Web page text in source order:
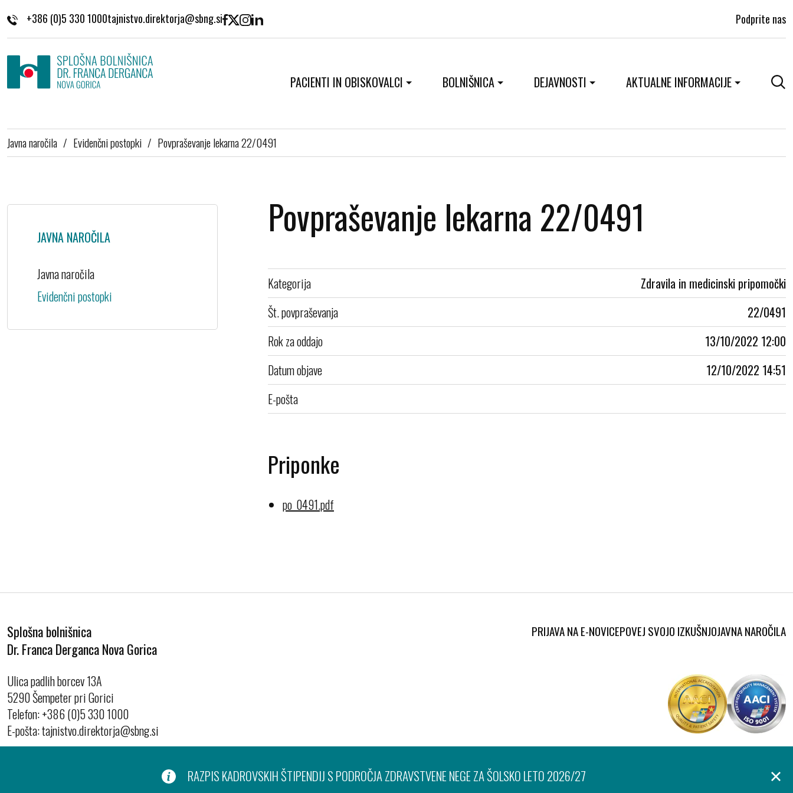
+386 (0)5 330 1000 Podprite nas
PACIENTI IN OBISKOVALCI BOLNIŠNICA DEJAVNOSTI AKTUALNE INFORMACIJE
Javna naročila / Evidenčni postopki / Povpraševanje lekarna 22/0491
JAVNA NAROČILA
Javna naročila
Evidenčni postopki
Povpraševanje lekarna 22/0491
Kategorija
Zdravila in medicinski pripomočki
Št. povpraševanja
22/0491
Rok za oddajo
13/10/2022 12:00
Datum objave
12/10/2022 14:51
E-pošta
Priponke
po_0491.pdf
Splošna bolnišnica
Dr. Franca Derganca Nova Gorica
Ulica padlih borcev 13A
5290 Šempeter pri Gorici
Telefon:+386 (0)5 330 1000
E-pošta:
PRIJAVA NA E-NOVICEPOVEJ SVOJO IZKUŠNJOJAVNA NAROČILA
RAZPIS KADROVSKIH ŠTIPENDIJ S PODROČJA ZDRAVSTVENE NEGE ZA ŠOLSKO LETO 2026/27